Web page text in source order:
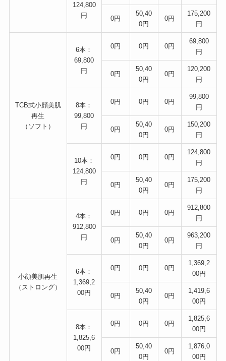
124,800
円
0円
50,40
0円
0円
175,200
円
TCB式小顔美肌
再生
（ソフト）
6本：
69,800
円
0円 0円 0円
69,800
円
0円
50,40
0円
0円
120,200
円
8本：
99,800
円
0円 0円 0円
99,800
円
0円
50,40
0円
0円
150,200
円
10本：
124,800
円
0円 0円 0円
124,800
円
0円
50,40
0円
0円
175,200
円
小顔美肌再生
（ストロング）
4本：
912,800
円
0円 0円 0円
912,800
円
0円
50,40
0円
0円
963,200
円
6本：
1,369,2
00円
0円 0円 0円
1,369,2
00円
0円
50,40
0円
0円
1,419,6
00円
8本：
1,825,6
00円
0円 0円 0円
1,825,6
00円
0円
50,40
0円
0円
1,876,0
00円